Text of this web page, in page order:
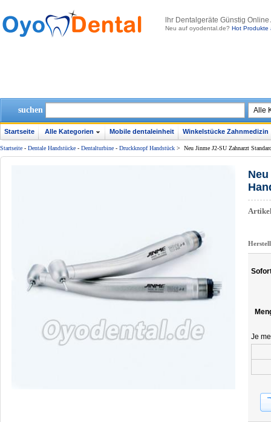
lhr Dentalgeräte Günstig
Neu auf oyodental.de? Hot Produkte
suchen
Startseite Alle Kategorien Mobile dentaleinheit Winkelstücke Zahnmedizin
Startseite - Dentale Handstücke - Dentalturbine - Druckknopf Handstück > Neu Jinme J2-SU Zahnarzt
Je